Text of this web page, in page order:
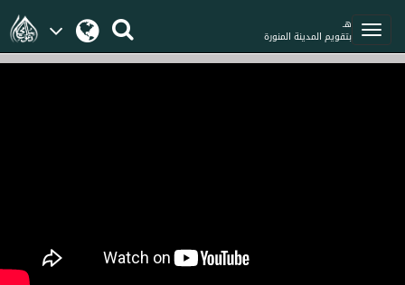
هـ
بتقويم المدينة المنورة